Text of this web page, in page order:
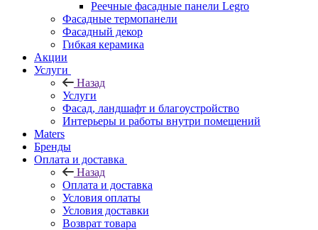
Реечные фасадные панели Legro
Фасадные термопанели
Фасадный декор
Гибкая керамика
Акции
Услуги
Назад
Услуги
Фасад, ландшафт и благоустройство
Интерьеры и работы внутри помещений
Maters
Бренды
Оплата и доставка
Назад
Оплата и доставка
Условия оплаты
Условия доставки
Возврат товара